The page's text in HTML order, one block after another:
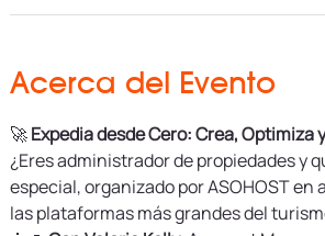
Acerca del Evento
🚀 Expedia desde Cero: Crea,
¿Eres administrador de propiedades y
especial, organizado por ASOHOST
las plataformas más grandes del